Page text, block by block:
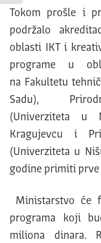
Tokom prošle i
podržalo
oblasti IKT i
programe u
na Fakultetu
Sadu),
(Univerziteta u
Kragujevcu i
(Univerziteta u
godine primiti prve
Ministarstvo će
programa koji
miliona dinara.